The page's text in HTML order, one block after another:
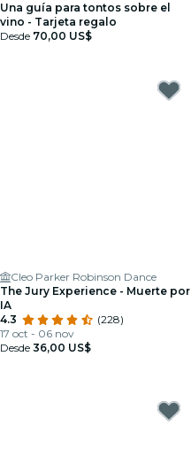
Una guía para tontos sobre el
vino - Tarjeta regalo
Desde 70,00 US$
Cleo Parker Robinson Dance
The Jury Experience - Muerte por
IA
4.3
(228)
17 oct - 06 nov
Desde 36,00 US$